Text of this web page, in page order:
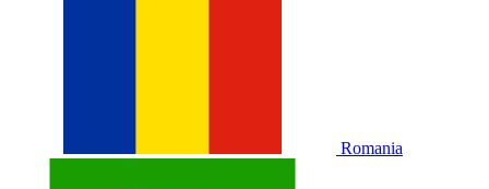
Romania